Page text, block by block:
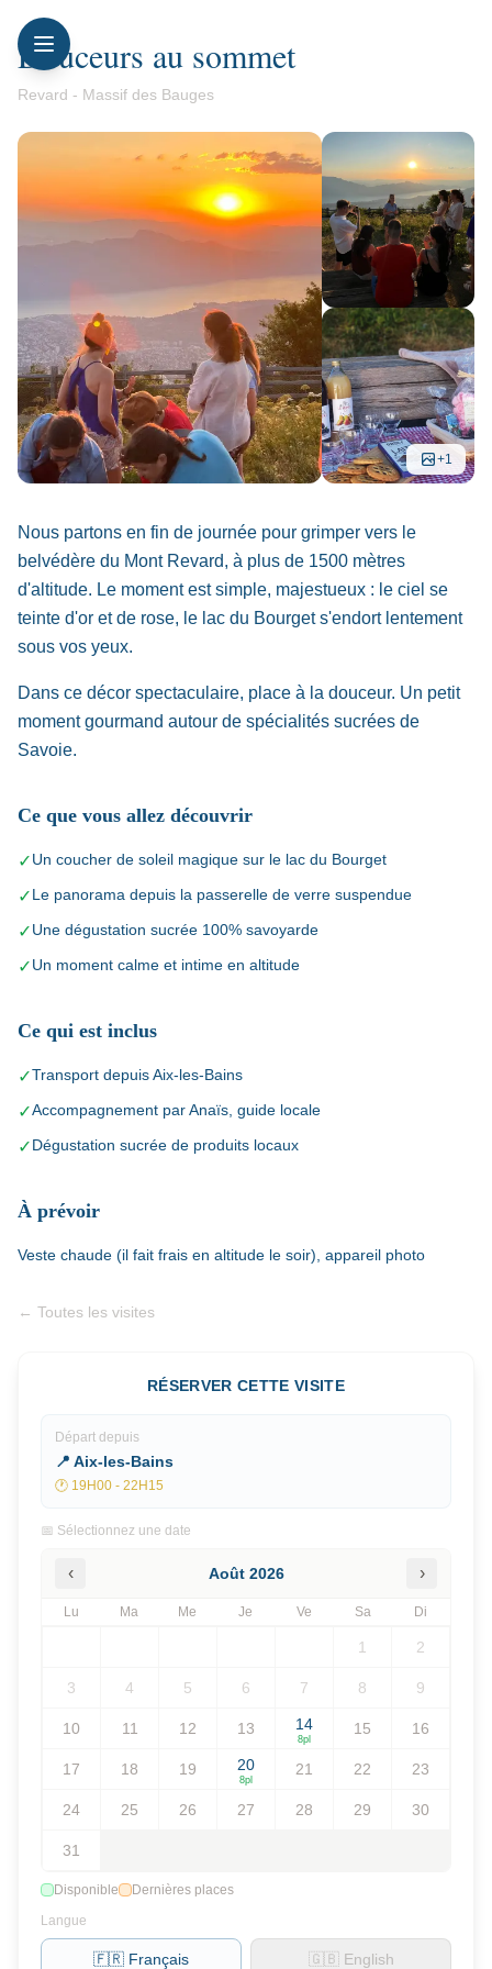
Douceurs au sommet
Revard - Massif des Bauges
+1
Nous partons en fin de journée pour grimper vers le
belvédère du Mont Revard, à plus de 1500 mètres
d'altitude. Le moment est simple, majestueux : le ciel se
teinte d'or et de rose, le lac du Bourget s'endort lentement
sous vos yeux.
Dans ce décor spectaculaire, place à la douceur. Un petit
moment gourmand autour de spécialités sucrées de
Savoie.
Ce que vous allez découvrir
✓Un coucher de soleil magique sur le lac du Bourget
✓Le panorama depuis la passerelle de verre suspendue
✓Une dégustation sucrée 100% savoyarde
✓Un moment calme et intime en altitude
Ce qui est inclus
✓Transport depuis Aix-les-Bains
✓Accompagnement par Anaïs, guide locale
✓Dégustation sucrée de produits locaux
À prévoir
Veste chaude (il fait frais en altitude le soir), appareil photo
← Toutes les visites
RÉSERVER CETTE VISITE
Départ depuis
📍 Aix-les-Bains
🕐 19H00 - 22H15
📅 Sélectionnez une date
‹ Août 2026 ›
Lu Ma Me Je Ve Sa Di
1 2
3 4 5 6 7 8 9
10 11 12 13 14
8pl
15 16
17 18 19 20
8pl
21 22 23
24 25 26 27 28 29 30
31
Disponible
Dernières places
Langue
🇫🇷 Français 🇬🇧 English